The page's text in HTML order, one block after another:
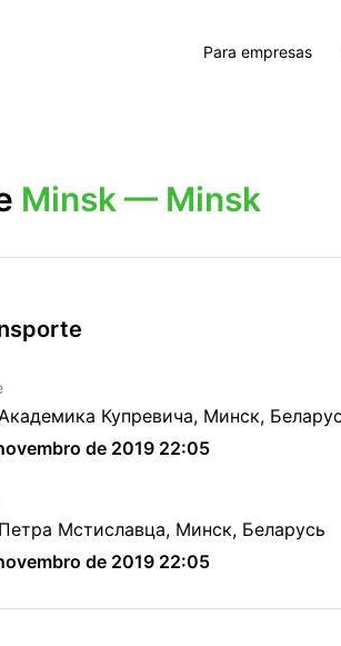
Para empresas
Minsk — Minsk
Купревича, Минск,
de 2019 22:05
Мстиславца, Минск, Беларусь
de 2019 22:05